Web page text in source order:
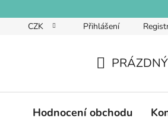
CZK Přihlášení
KOŠÍK
Hodnocení obchodu